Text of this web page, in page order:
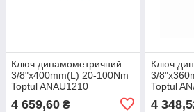
Ключ динамометричний
3/8"x400mm(L) 20-100Nm
Toptul ANAU1210
4 659,60 ₴
Ключ
3/
Toptul
4